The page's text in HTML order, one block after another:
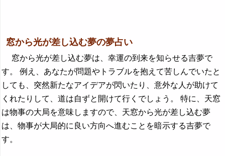
窓から光が差し込む夢の夢占い
窓から光が差し込む夢は、幸運の到来を知らせる吉夢で
す。 例え、あなたが問題やトラブルを抱えて苦しんでいたと
しても、突然新たなアイデアが閃いたり、意外な人が助けて
くれたりして、道は自ずと開けて行くでしょう。 特に、天窓
は物事の大局を意味しますので、天窓から光が差し込む夢
は、物事が大局的に良い方向へ進むことを暗示する吉夢で
す。